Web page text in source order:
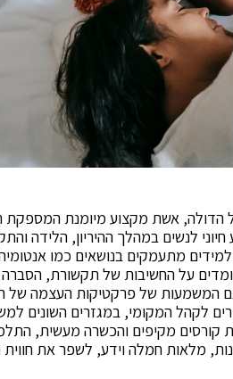
אשת מקצוע מיומנת המספקת
לנשים במהלך ההיריון, הלידה
מתעמקים בנושאים כמו אנטומיה
על החשיבות של תקשורת, הסברה
המשמעות של פרקטיקות העצמה של
לקהל המקומי, במגזרים השונים
קורסים מקיפים והכשרה מעשית,
מלאות חמלה וידע, לשפר את